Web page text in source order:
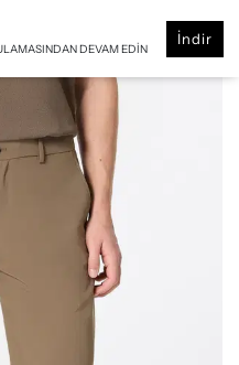
DEVAM EDIN
İndir